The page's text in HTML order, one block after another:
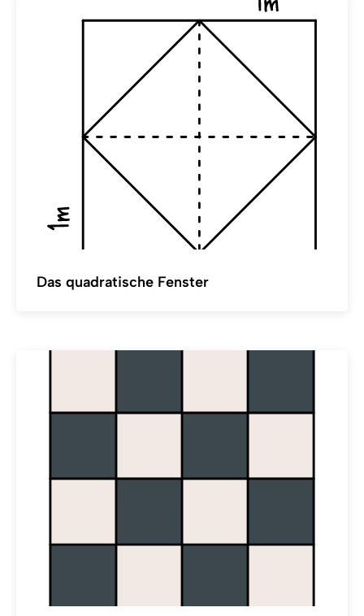
Das quadratische Fenster